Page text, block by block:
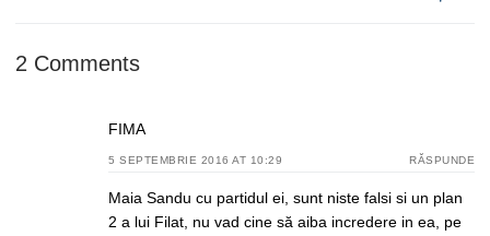
2 Comments
FIMA
5 SEPTEMBRIE 2016 AT 10:29 RĂSPUNDE
Maia Sandu cu partidul ei, sunt niste falsi si un plan
2 a lui Filat, nu vad cine să aiba incredere in ea, pe